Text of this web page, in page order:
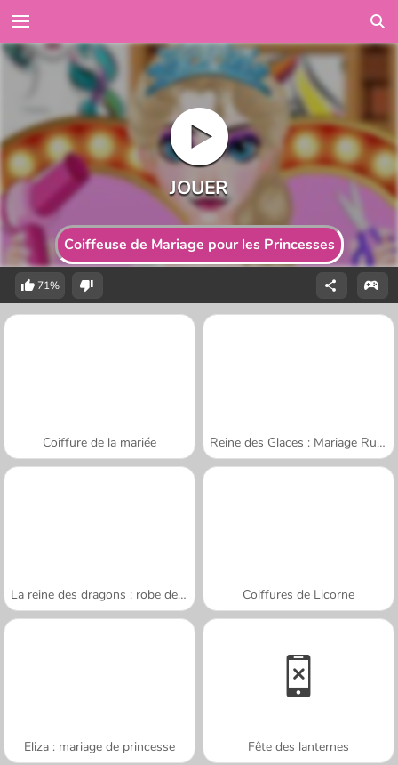
Coiffeuse de Mariage pour les Princesses
71%
Coiffure de la mariée Reine des Glaces : Mariage Ruiné
La reine des dragons : robe de mariée Coiffures de Licorne
Eliza : mariage de princesse Fête des lanternes